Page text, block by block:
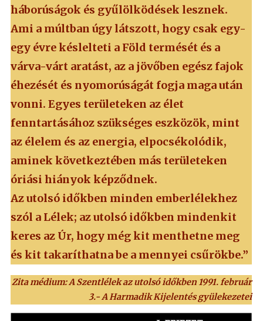
háborúságok és gyűlölködések lesznek.
Ami a múltban úgy látszott, hogy csak egy-
egy évre késlelteti a Föld termését és a
várva-várt aratást, az a jövőben egész fajok
éhezését és nyomorúságát fogja maga után
vonni. Egyes területeken az élet
fenntartásához szükséges eszközök, mint
az élelem és az energia, elpocsékolódik,
aminek következtében más területeken
óriási hiányok képződnek.
Az utolsó időkben minden emberlélekhez
szól a Lélek; az utolsó időkben mindenkit
keres az Úr, hogy még kit menthetne meg
és kit takaríthatna be a mennyei csűrökbe.”
Zita médium: A Szentlélek az utolsó időkben 1991. február
3.- A Harmadik Kijelentés gyülekezetei